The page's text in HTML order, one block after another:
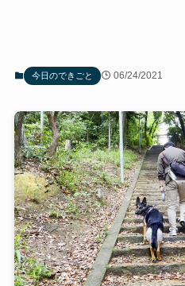
今日のできごと 06/24/2021